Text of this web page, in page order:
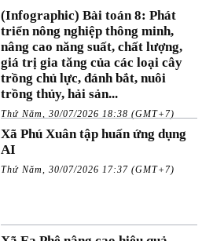
(Infographic) Bài toán 8: Phát
triển nông nghiệp thông minh,
nâng cao năng suất, chất lượng,
giá trị gia tăng của các loại cây
trồng chủ lực, đánh bắt, nuôi
trồng thủy, hải sản...
Thứ Năm, 30/07/2026 18:38 (GMT+7)
Xã Phú Xuân tập huấn ứng dụng
AI
Thứ Năm, 30/07/2026 17:37 (GMT+7)